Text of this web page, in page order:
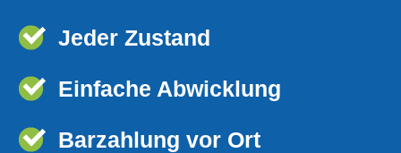
Jeder Zustand
Einfache Abwicklung
Barzahlung vor Ort